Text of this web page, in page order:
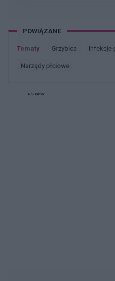
POWIĄZANE
Tematy grzybica infekcje
narządy płciowe
Reklama: